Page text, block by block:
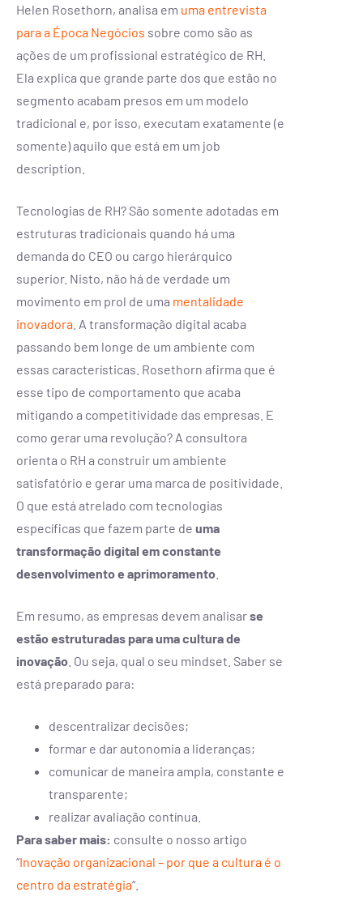
Helen Rosethorn, analisa em uma entrevista
para a Época Negócios sobre como são as
ações de um profissional estratégico de RH.
Ela explica que grande parte dos que estão no
segmento acabam presos em um modelo
tradicional e, por isso, executam exatamente (e
somente) aquilo que está em um job
description.
Tecnologias de RH? São somente adotadas em
estruturas tradicionais quando há uma
demanda do CEO ou cargo hierárquico
superior. Nisto, não há de verdade um
movimento em prol de uma mentalidade
inovadora . A transformação digital acaba
passando bem longe de um ambiente com
essas características. Rosethorn afirma que é
esse tipo de comportamento que acaba
mitigando a competitividade das empresas. E
como gerar uma revolução? A consultora
orienta o RH a construir um ambiente
satisfatório e gerar uma marca de positividade.
O que está atrelado com tecnologias
específicas que fazem parte de uma
transformação digital em constante
desenvolvimento e aprimoramento
Em resumo, as empresas devem analisarse
estão estruturadas para uma cultura de
inovação . Ou seja, qual o seu mindset. Saber se
está preparado para:
descentralizar decisões;
formar e dar autonomia a lideranças;
comunicar de maneira ampla, constante e
transparente;
realizar avaliação contínua.
Para saber mais: consulte o nosso artigo
“Inovação organizacional – por que a cultura é o
centro da estratégia“.